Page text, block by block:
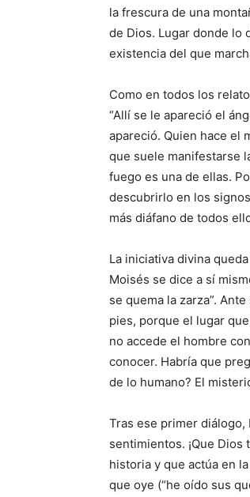
la frescura de una
de Dios. Lugar donde lo
existencia del que
Como en todos los
“Allí se le apareció el
apareció. Quien hace el
que suele manifestarse
fuego es una de ellas.
descubrirlo en los
más diáfano de todos
La iniciativa divina
Moisés se dice a sí
se que­ma la zarza”.
pies, porque el lugar
no accede el hombre
conocer. Habría que
de lo humano? El
Tras ese primer
sentimientos. ¡Que Dios
historia y que actúa en
que oye (“he oído sus